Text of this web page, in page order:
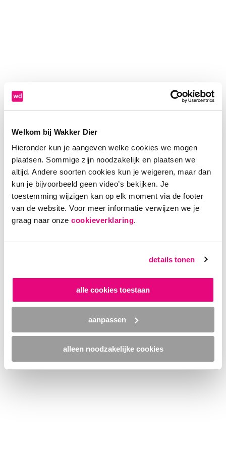
Welkom bij Wakker Dier
Hieronder kun je aangeven welke cookies we mogen
plaatsen. Sommige zijn noodzakelijk en plaatsen we
altijd. Andere soorten cookies kun je weigeren, maar dan
kun je bijvoorbeeld geen video’s bekijken. Je
toestemming wijzigen kan op elk moment via de footer
van de website. Voor meer informatie verwijzen we je
graag naar onze cookieverklaring.
details tonen
alle cookies toestaan
aanpassen
alleen noodzakelijke cookies
Application error: a client-side exception has occurred (see the